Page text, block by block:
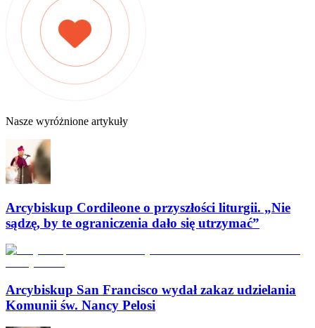
Nasze wyróżnione artykuły
Arcybiskup Cordileone o przyszłości liturgii. „Nie
sądzę, by te ograniczenia dało się utrzymać”
Arcybiskup San Francisco wydał zakaz udzielania
Komunii św. Nancy Pelosi